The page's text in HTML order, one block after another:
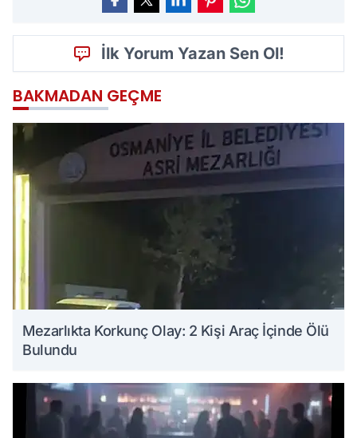
İlk Yorum Yazan Sen Ol!
BAKMADAN GEÇME
Mezarlıkta Korkunç Olay: 2 Kişi Araç İçinde Ölü
Bulundu